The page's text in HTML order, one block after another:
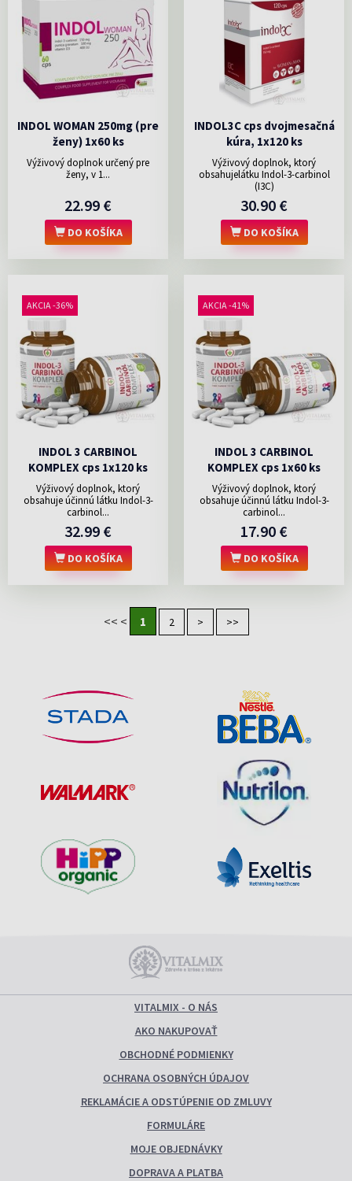
INDOL WOMAN 250mg (pre
ženy) 1x60 ks
Výživový doplnok určený pre
ženy, v 1...
22.99 €
DO KOŠÍKA
INDOL3C cps dvojmesačná
kúra, 1x120 ks
Výživový doplnok, ktorý
obsahujelátku Indol-3-carbinol
(I3C)
30.90 €
DO KOŠÍKA
AKCIA -36%
INDOL 3 CARBINOL
KOMPLEX cps 1x120 ks
Výživový doplnok, ktorý
obsahuje účinnú látku Indol-3-
carbinol...
32.99 €
DO KOŠÍKA
AKCIA -41%
INDOL 3 CARBINOL
KOMPLEX cps 1x60 ks
Výživový doplnok, ktorý
obsahuje účinnú látku Indol-3-
carbinol...
17.90 €
DO KOŠÍKA
<< < 1 2 > >>
VITALMIX - O NÁS
AKO NAKUPOVAŤ
OBCHODNÉ PODMIENKY
OCHRANA OSOBNÝCH ÚDAJOV
REKLAMÁCIE A ODSTÚPENIE OD ZMLUVY
FORMULÁRE
MOJE OBJEDNÁVKY
DOPRAVA A PLATBA